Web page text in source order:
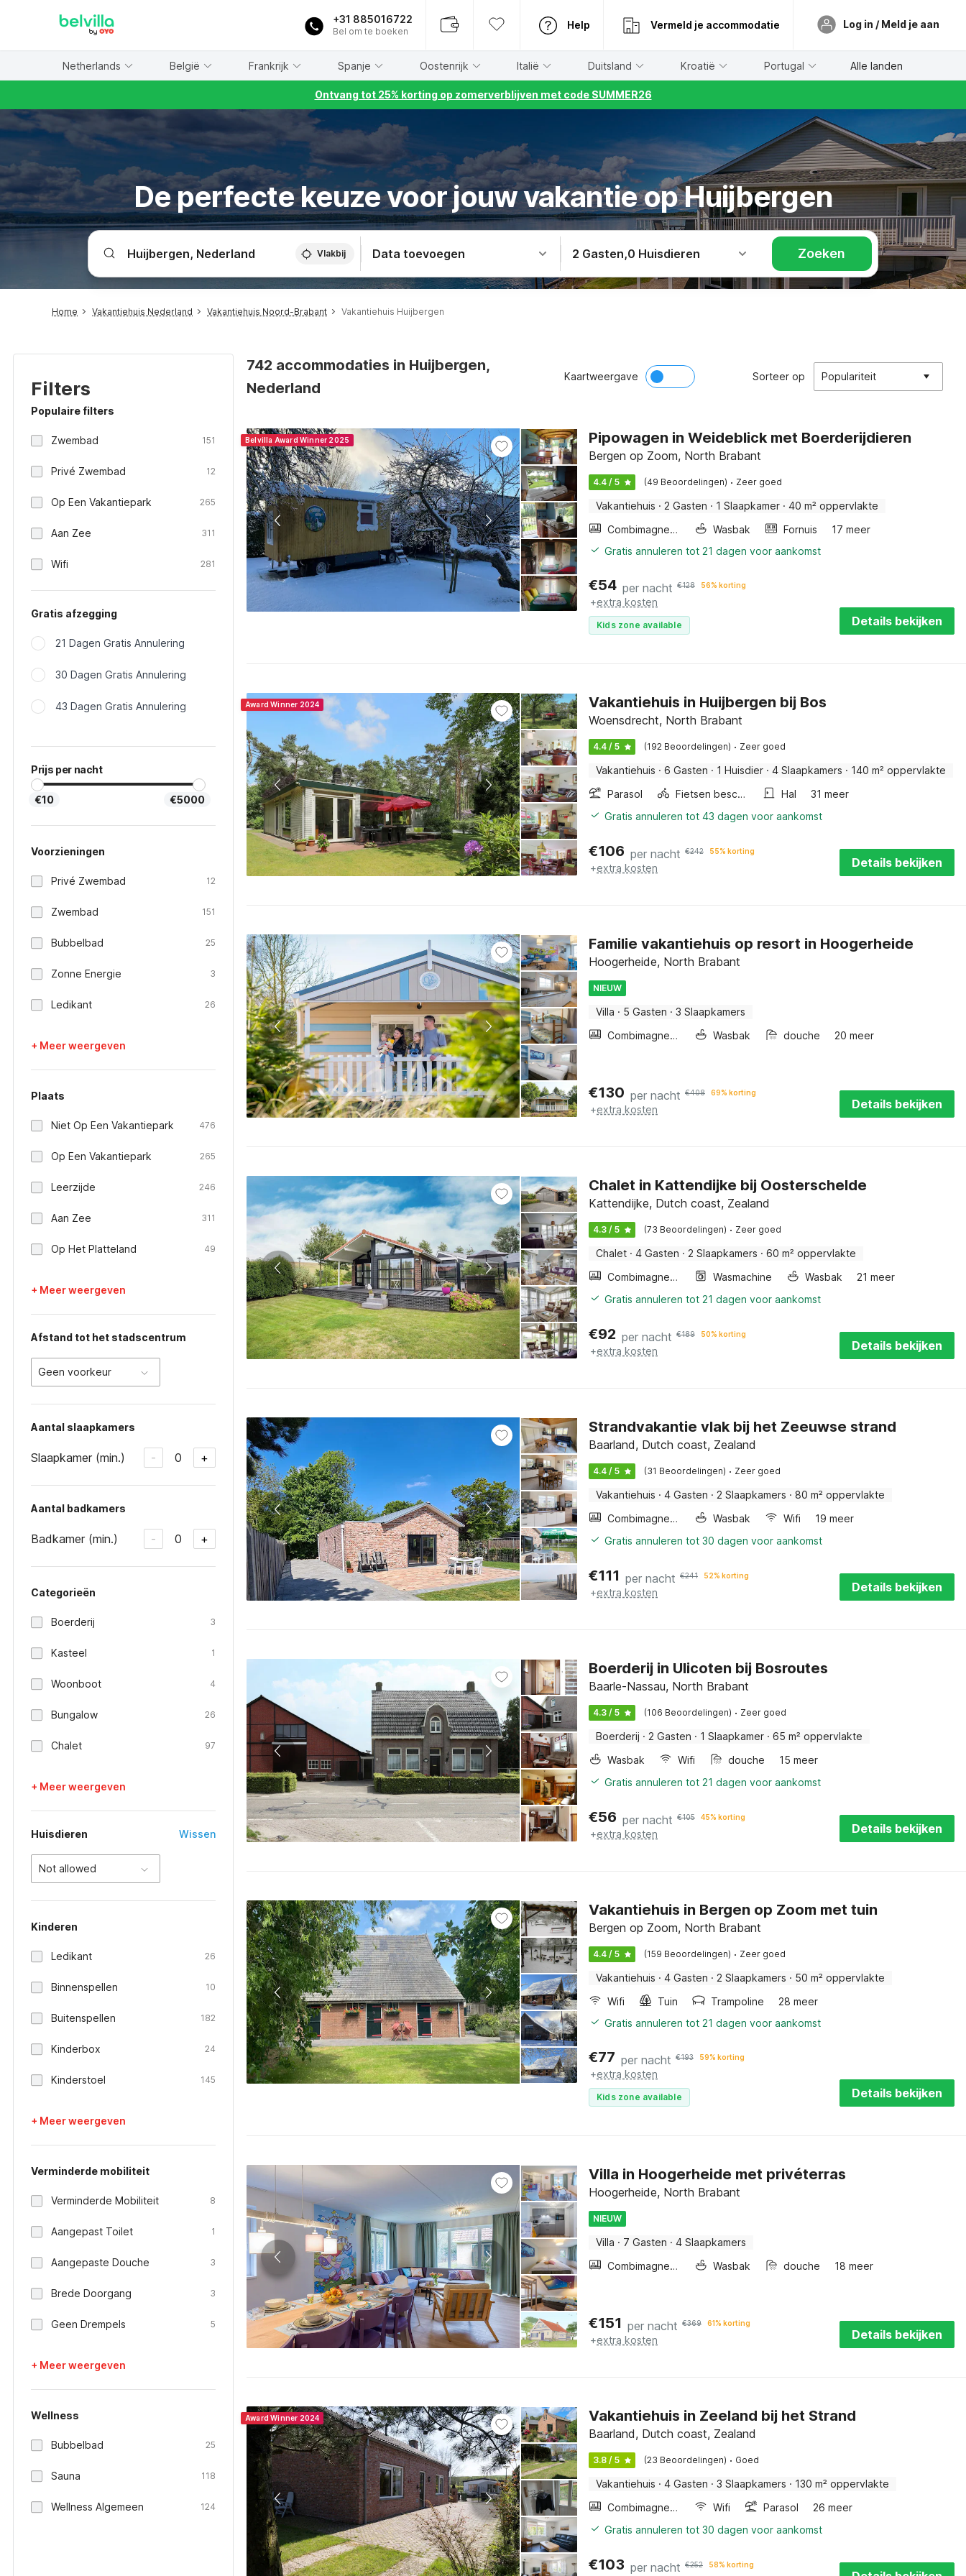
+31 885016722
Bel om te boeken
Help Vermeld je accommodatie Log in / Meld je aan
Netherlands België Frankrijk Spanje Oostenrijk Italië Duitsland Kroatië Portugal Alle landen
Ontvang tot 25% korting op zomerverblijven met code SUMMER26
De perfecte keuze voor jouw vakantie op Huijbergen
Vlakbij Data toevoegen 2 Gasten,0 Huisdieren Zoeken
Home Vakantiehuis Nederland Vakantiehuis Noord-Brabant Vakantiehuis Huijbergen
Filters
Populaire filters
Zwembad 151
Privé Zwembad 12
Op Een Vakantiepark 265
Aan Zee 311
Wifi 281
Gratis afzegging
21 Dagen Gratis Annulering
30 Dagen Gratis Annulering
43 Dagen Gratis Annulering
Prijs per nacht
€10 €5000
Voorzieningen
Privé Zwembad 12
Zwembad 151
Bubbelbad 25
Zonne Energie 3
Ledikant 26
+ Meer weergeven
Plaats
Niet Op Een Vakantiepark 476
Op Een Vakantiepark 265
Leerzijde 246
Aan Zee 311
Op Het Platteland 49
+ Meer weergeven
Afstand tot het stadscentrum
Geen voorkeur
Aantal slaapkamers
Slaapkamer (min.) - 0 +
Aantal badkamers
Badkamer (min.) - 0 +
Categorieën
Boerderij 3
Kasteel 1
Woonboot 4
Bungalow 26
Chalet 97
+ Meer weergeven
Huisdieren Wissen
Not allowed
Kinderen
Ledikant 26
Binnenspellen 10
Buitenspellen 182
Kinderbox 24
Kinderstoel 145
+ Meer weergeven
Verminderde mobiliteit
Verminderde Mobiliteit 8
Aangepast Toilet 1
Aangepaste Douche 3
Brede Doorgang 3
Geen Drempels 5
+ Meer weergeven
Wellness
Bubbelbad 25
Sauna 118
Wellness Algemeen 124
742 accommodaties in Huijbergen,
Nederland
Kaartweergave Sorteer op Populariteit
Belvilla Award Winner 2025 Pipowagen in Weideblick met Boerderijdieren
Bergen op Zoom, North Brabant
4.4 / 5 (49 Beoordelingen) · Zeer goed
Vakantiehuis · 2 Gasten · 1 Slaapkamer · 40 m² oppervlakte
Combimagnetron
Wasbak Fornuis
17 meer
Gratis annuleren tot 21 dagen voor aankomst
€54 per nacht €128 56% korting
+extra kosten
Kids zone available Details bekijken
Award Winner 2024 Vakantiehuis in Huijbergen bij Bos
Woensdrecht, North Brabant
4.4 / 5 (192 Beoordelingen) · Zeer goed
Vakantiehuis · 6 Gasten · 1 Huisdier · 4 Slaapkamers · 140 m² oppervlakte
Parasol
Fietsen beschikbaar Hal
31 meer
Gratis annuleren tot 43 dagen voor aankomst
€106 per nacht €242 55% korting
+extra kosten Details bekijken
Familie vakantiehuis op resort in Hoogerheide
Hoogerheide, North Brabant
NIEUW
Villa · 5 Gasten · 3 Slaapkamers
Combimagnetron
Wasbak douche 20 meer
€130 per nacht €408 69% korting
+extra kosten Details bekijken
Chalet in Kattendijke bij Oosterschelde
Kattendijke, Dutch coast, Zealand
4.3 / 5 (73 Beoordelingen) · Zeer goed
Chalet · 4 Gasten · 2 Slaapkamers · 60 m² oppervlakte
Combimagnetron
Wasmachine Wasbak
21 meer
Gratis annuleren tot 21 dagen voor aankomst
€92 per nacht €189 50% korting
+extra kosten Details bekijken
Strandvakantie vlak bij het Zeeuwse strand
Baarland, Dutch coast, Zealand
4.4 / 5 (31 Beoordelingen) · Zeer goed
Vakantiehuis · 4 Gasten · 2 Slaapkamers · 80 m² oppervlakte
Combimagnetron
Wasbak Wifi
19 meer
Gratis annuleren tot 30 dagen voor aankomst
€111 per nacht €241 52% korting
+extra kosten Details bekijken
Boerderij in Ulicoten bij Bosroutes
Baarle-Nassau, North Brabant
4.3 / 5 (106 Beoordelingen) · Zeer goed
Boerderij · 2 Gasten · 1 Slaapkamer · 65 m² oppervlakte
Wasbak
Wifi douche
15 meer
Gratis annuleren tot 21 dagen voor aankomst
€56 per nacht €105 45% korting
+extra kosten Details bekijken
Vakantiehuis in Bergen op Zoom met tuin
Bergen op Zoom, North Brabant
4.4 / 5 (159 Beoordelingen) · Zeer goed
Vakantiehuis · 4 Gasten · 2 Slaapkamers · 50 m² oppervlakte
Wifi
Tuin Trampoline
28 meer
Gratis annuleren tot 21 dagen voor aankomst
€77 per nacht €193 59% korting
+extra kosten
Kids zone available Details bekijken
Villa in Hoogerheide met privéterras
Hoogerheide, North Brabant
NIEUW
Villa · 7 Gasten · 4 Slaapkamers
Combimagnetron
Wasbak douche 18 meer
€151 per nacht €369 61% korting
+extra kosten Details bekijken
Award Winner 2024 Vakantiehuis in Zeeland bij het Strand
Baarland, Dutch coast, Zealand
3.8 / 5 (23 Beoordelingen) · Goed
Vakantiehuis · 4 Gasten · 3 Slaapkamers · 130 m² oppervlakte
Combimagnetron
Wifi Parasol
26 meer
Gratis annuleren tot 30 dagen voor aankomst
€103 per nacht €252 58% korting